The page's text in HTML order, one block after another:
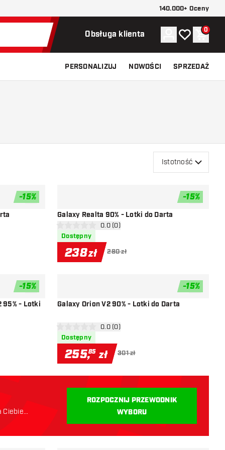
140.000+ Oceny
Obsługa klienta Konto
Moja listaKoszyk
0
PERSONALIZUJ NOWOŚCI SPRZEDAŻ
Istotność
-15%
dodaj do listy życzeń
-15%
Galaxy Realta 90% - Lotki do Darta
otwórz panel recenzji
0 gwiazdki oceny0.0 (0)
Dostępny
238zł 280 zł
dodaj do
-15%
95% - Lotki
dodaj do listy życzeń
-15%
Galaxy Orion V2 90% - Lotki do Darta
otwórz panel recenzji
0 gwiazdki oceny0.0 (0)
Dostępny
255,85 zł 301 zł
dodaj do
Ciebie
ROZPOCZNIJ PRZEWODNIK
WYBORU